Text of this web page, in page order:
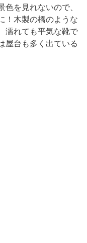
を見れないので、
！木製の橋のような
濡れても平気な靴で
屋台も多く出ている